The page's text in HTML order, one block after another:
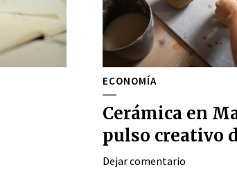
ECONOMÍA
Cerámica en
pulso creativo
Dejar comentario